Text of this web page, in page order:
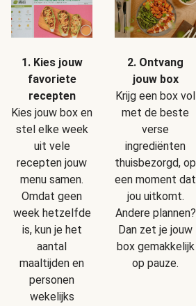
1. Kies jouw
favoriete
recepten
Kies jouw box en
stel elke week
uit vele
recepten jouw
menu samen.
Omdat geen
week hetzelfde
is, kun je het
aantal
maaltijden en
personen
wekelijks
2. Ontvang
jouw box
Krijg een box vol
met de beste
verse
ingrediënten
thuisbezorgd, op
een moment dat
jou uitkomt.
Andere plannen?
Dan zet je jouw
box gemakkelijk
op pauze.